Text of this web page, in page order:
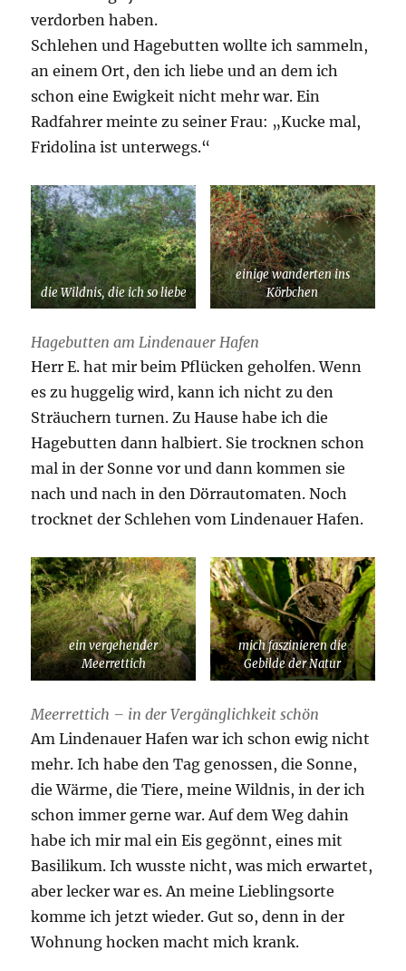
verdorben haben.
Schlehen und Hagebutten wollte ich sammeln,
an einem Ort, den ich liebe und an dem ich
schon eine Ewigkeit nicht mehr war. Ein
Radfahrer meinte zu seiner Frau: „Kucke mal,
Fridolina ist unterwegs.“
die Wildnis, die ich so liebe
einige wanderten ins
Körbchen
Hagebutten am Lindenauer Hafen
Herr E. hat mir beim Pflücken geholfen. Wenn
es zu huggelig wird, kann ich nicht zu den
Sträuchern turnen. Zu Hause habe ich die
Hagebutten dann halbiert. Sie trocknen schon
mal in der Sonne vor und dann kommen sie
nach und nach in den Dörrautomaten. Noch
trocknet der Schlehen vom Lindenauer Hafen.
ein vergehender
Meerrettich
mich faszinieren die
Gebilde der Natur
Meerrettich – in der Vergänglichkeit schön
Am Lindenauer Hafen war ich schon ewig nicht
mehr. Ich habe den Tag genossen, die Sonne,
die Wärme, die Tiere, meine Wildnis, in der ich
schon immer gerne war. Auf dem Weg dahin
habe ich mir mal ein Eis gegönnt, eines mit
Basilikum. Ich wusste nicht, was mich erwartet,
aber lecker war es. An meine Lieblingsorte
komme ich jetzt wieder. Gut so, denn in der
Wohnung hocken macht mich krank.